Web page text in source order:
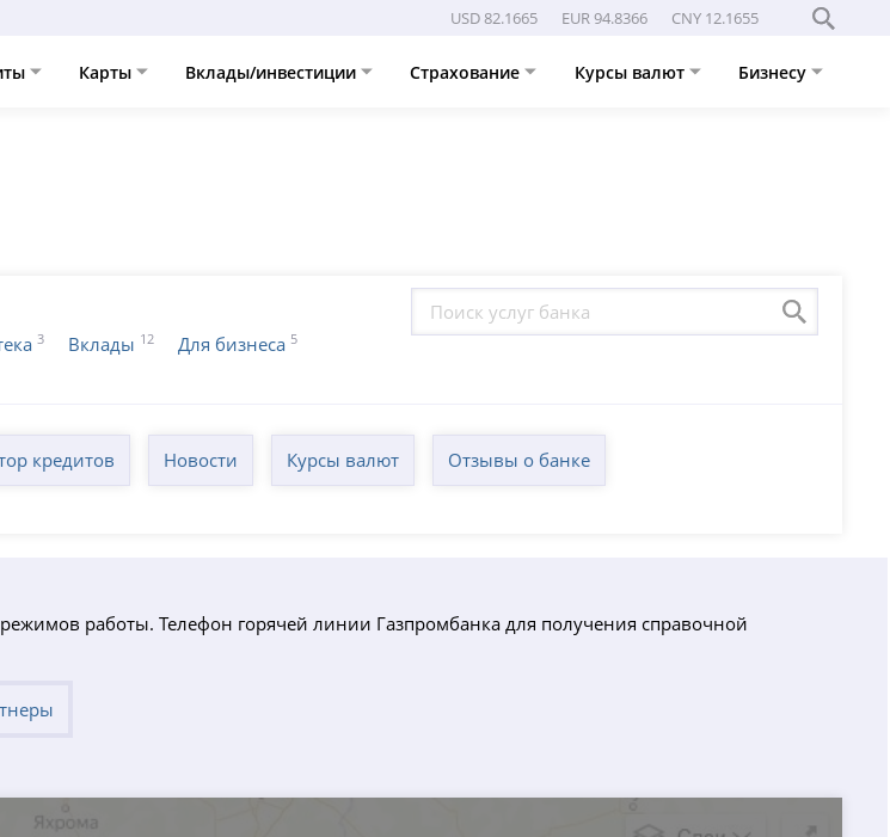
USD 82.1665 EUR 94.8366 CNY 12.1655
Карты Вклады/инвестиции Страхование Курсы валют Бизнесу
3 Вклады 12 Для бизнеса 5
кредитов Новости Курсы валют Отзывы о банке
работы. Телефон горячей линии Газпромбанка для получения справочной